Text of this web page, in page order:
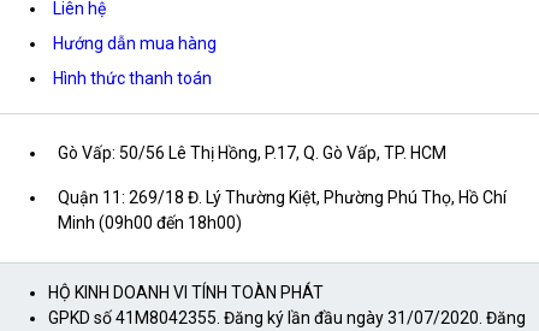
Liên hệ
Hướng dẫn mua hàng
Hình thức thanh toán
Gò Vấp: 50/56 Lê Thị Hồng, P.17, Q. Gò Vấp, TP. HCM
Quận 11: 269/18 Đ. Lý Thường Kiệt, Phường Phú Thọ, Hồ Chí
Minh (09h00 đến 18h00)
HỘ KINH DOANH VI TÍNH TOÀN PHÁT
GPKD số 41M8042355. Đăng ký lần đầu ngày 31/07/2020. Đăng